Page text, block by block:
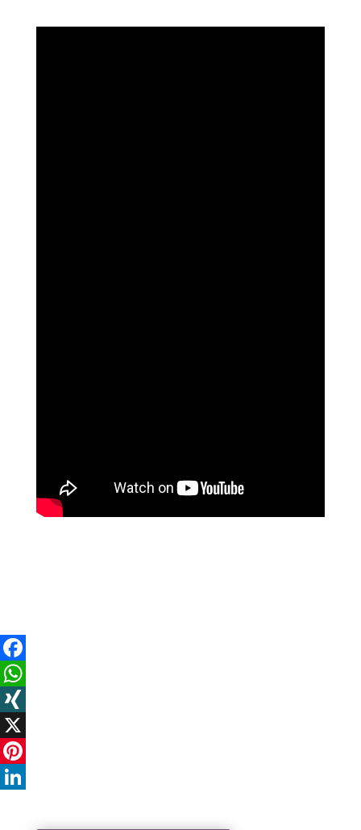
Facebook
WhatsApp
XING
X
Pinterest